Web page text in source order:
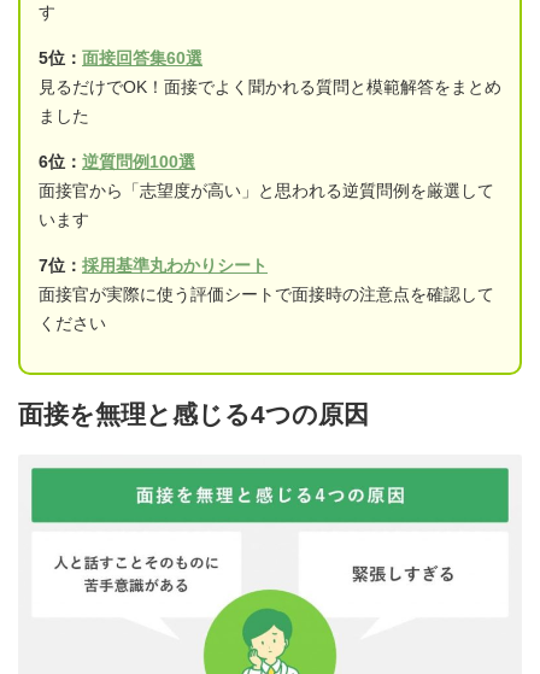
す
5位： 面接回答集60選
見るだけでOK！面接でよく聞かれる質問と模範解答をまとめ
ました
6位： 逆質問例100選
面接官から「志望度が高い」と思われる逆質問例を厳選して
います
7位： 採用基準丸わかりシート
面接官が実際に使う評価シートで面接時の注意点を確認して
ください
面接を無理と感じる4つの原因